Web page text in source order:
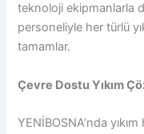
teknoloji ekipmanlarla
personeliyle her türlü
tamamlar.
Çevre Dostu Yıkım
YENİBOSNA’nda